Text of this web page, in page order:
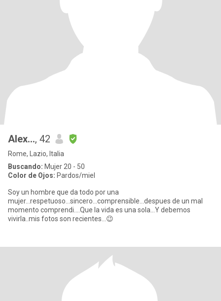
Alex..., 42
Rome, Lazio, Italia
Buscando: Mujer 20 - 50
Color de Ojos: Pardos/miel
Soy un hombre que da todo por una
mujer...respetuoso...sincero...comprensible...despues de un mal
momento comprendi....Que la vida es una sola...Y debemos
vivirla..mis fotos son recientes...😉